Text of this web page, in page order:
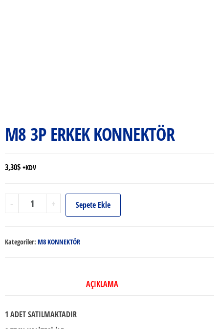
M8 3P ERKEK KONNEKTÖR
3,30$ +KDV
-
3P
adet
+ Sepete Ekle
Kategoriler: M8 KONNEKTÖR
AÇIKLAMA
1 ADET SATILMAKTADIR